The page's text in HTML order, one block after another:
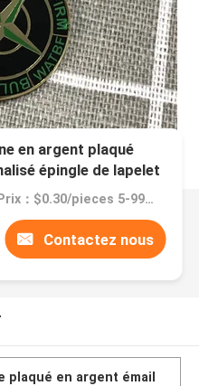
en argent plaqué
épingle de lapelet
Prix：$0.30/pieces 5-99 pieces
Contactez nous
plaqué en argent émail